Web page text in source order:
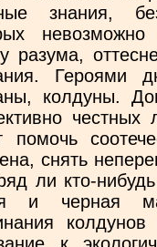
знания,
разума,
Героями
колдуны.
помочь
снять
ли кто-нибудь
и черная